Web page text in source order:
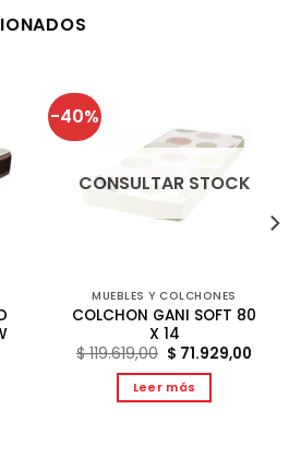
-40%
CONSULTAR STOCK
MUEBLES Y COLCHONES
COLCHON GANI SOFT 80
X 14
$119.619,00 El
original
era:
$ 71.929,00
Leer más